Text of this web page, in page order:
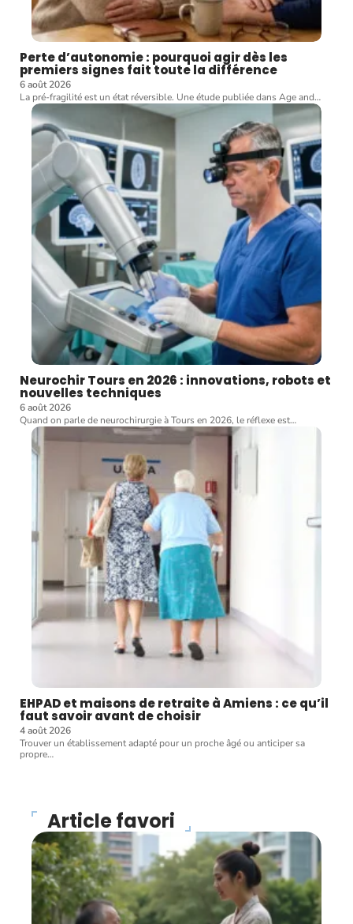
Perte d’autonomie : pourquoi agir dès les
premiers signes fait toute la différence
6 août 2026
La pré-fragilité est un état réversible. Une étude publiée dans Age and…
Neurochir Tours en 2026 : innovations, robots et
nouvelles techniques
6 août 2026
Quand on parle de neurochirurgie à Tours en 2026, le réflexe est…
EHPAD et maisons de retraite à Amiens : ce qu’il
faut savoir avant de choisir
4 août 2026
Trouver un établissement adapté pour un proche âgé ou anticiper sa
propre…
Article favori